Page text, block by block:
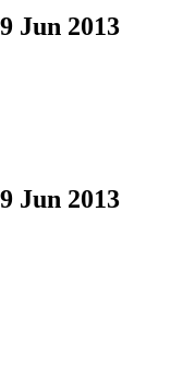
Jun 2013
Jun 2013